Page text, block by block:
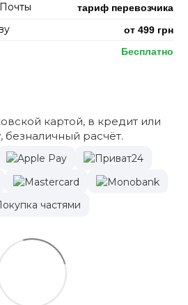
тариф перевозчика
от 499 грн
Бесплатно
картой, в кредит или
безналичный расчёт.